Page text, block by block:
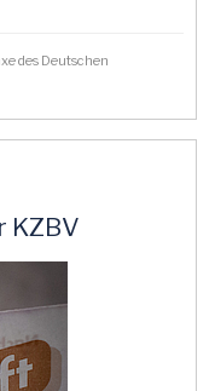
des Deutschen
KZBV